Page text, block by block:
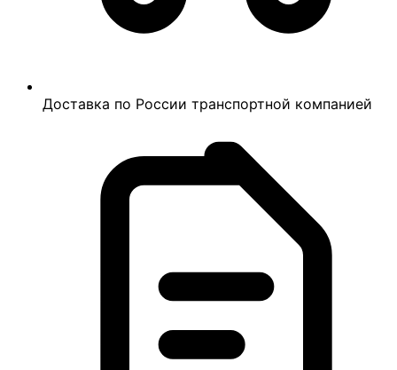
Доставка по России транспортной компанией